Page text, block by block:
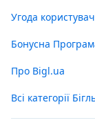
Угода
Бонусна
Про Bigl.ua
Всі категорії